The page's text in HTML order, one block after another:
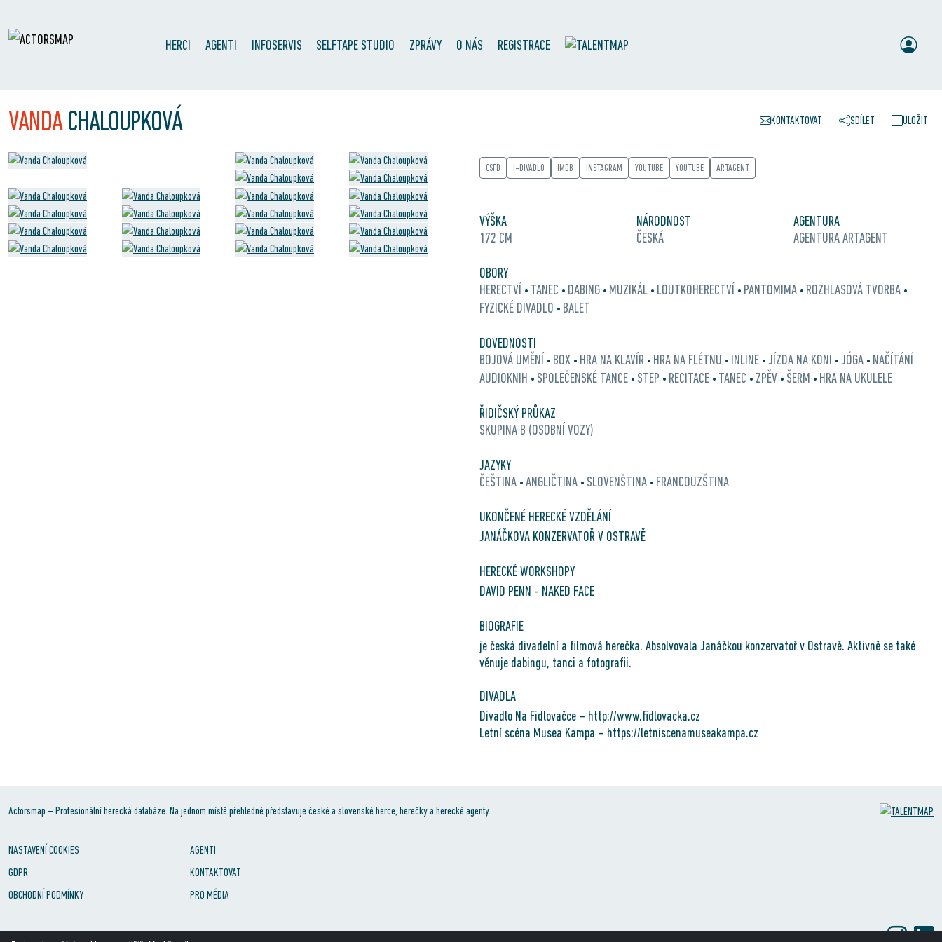
HERCI AGENTI INFOSERVIS SELFTAPE STUDIO ZPRÁVY O NÁS REGISTRACE
VANDA CHALOUPKOVÁ KONTAKTOVAT SDÍLET ULOŽIT
CSFD I-DIVADLO IMDB INSTAGRAM YOUTUBE YOUTUBE ARTAGENT
VÝŠKA
172 CM
NÁRODNOST
ČESKÁ
AGENTURA
AGENTURA ARTAGENT
OBORY
HERECTVÍ • TANEC • DABING • MUZIKÁL • LOUTKOHERECTVÍ • PANTOMIMA • ROZHLASOVÁ TVORBA •
FYZICKÉ DIVADLO • BALET
DOVEDNOSTI
BOJOVÁ UMĚNÍ • BOX • HRA NA KLAVÍR • HRA NA FLÉTNU • INLINE • JÍZDA NA KONI • JÓGA • NAČÍTÁNÍ
AUDIOKNIH • SPOLEČENSKÉ TANCE • STEP • RECITACE • TANEC • ZPĚV • ŠERM • HRA NA UKULELE
ŘIDIČSKÝ PRŮKAZ
SKUPINA B (OSOBNÍ VOZY)
JAZYKY
ČEŠTINA • ANGLIČTINA • SLOVENŠTINA • FRANCOUZŠTINA
UKONČENÉ HERECKÉ VZDĚLÁNÍ
JANÁČKOVA KONZERVATOŘ V OSTRAVĚ
HERECKÉ WORKSHOPY
DAVID PENN - NAKED FACE
BIOGRAFIE
je česká divadelní a filmová herečka. Absolvovala Janáčkou konzervatoř v Ostravě. Aktivně se také
věnuje dabingu, tanci a fotografii.
DIVADLA
Divadlo Na Fidlovačce – http://www.fidlovacka.cz
Letní scéna Musea Kampa – https://letniscenamuseakampa.cz
Actorsmap – Profesionální herecká databáze. Na jednom místě přehledně představuje české a slovenské herce, herečky a herecké agenty.
NASTAVENÍ COOKIES
GDPR
OBCHODNÍ PODMÍNKY
AGENTI
KONTAKTOVAT
PRO MÉDIA
2025 © ACTORSMAP s.r.o.